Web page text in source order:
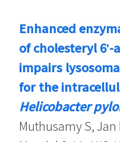
Enhanced
of cholesteryl
impairs
for the
Helicobacter
Muthusamy S, Jan